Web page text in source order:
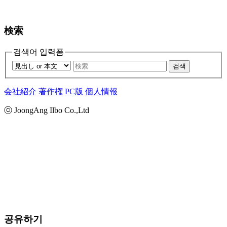
検索
검색어 입력폼
검색
会社紹介 著作権 PC版 個人情報
ⓒ JoongAng Ilbo Co.,Ltd
공유하기